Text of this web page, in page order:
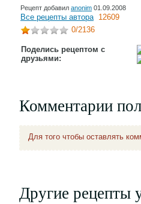
Рецепт добавил anonim 01.09.2008
Все рецепты автора 12609
0/2136
Поделись рецептом с
друзьями:
Комментарии
Для того чтобы оставлять
Другие рецепты